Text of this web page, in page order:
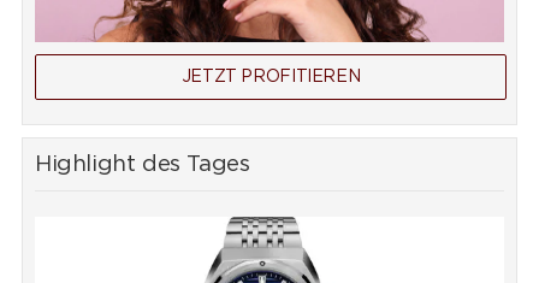
JETZT PROFITIEREN
Highlight des Tages